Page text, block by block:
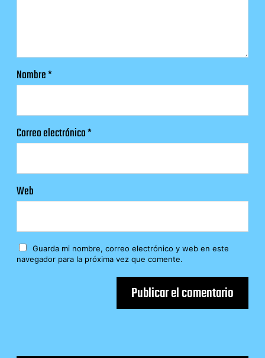
Nombre*
Correo electrónico*
Web
Guarda mi nombre, correo electrónico y web en este
navegador para la próxima vez que comente.